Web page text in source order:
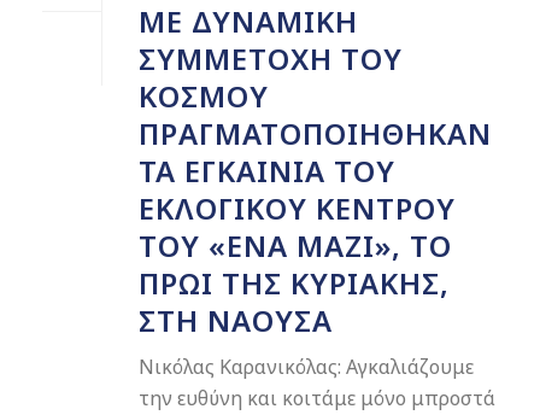
ΜΕ ΔΥΝΑΜΙΚΉ
ΣΥΜΜΕΤΟΧΉ ΤΟΥ
ΚΌΣΜΟΥ
ΠΡΑΓΜΑΤΟΠΟΙΉΘΗΚΑΝ
ΤΑ ΕΓΚΑΊΝΙΑ ΤΟΥ
ΕΚΛΟΓΙΚΟΎ ΚΈΝΤΡΟΥ
ΤΟΥ «ΕΝΑ ΜΑΖΊ», ΤΟ
ΠΡΩΊ ΤΗΣ ΚΥΡΙΑΚΉΣ,
ΣΤΗ ΝΆΟΥΣΑ
Νικόλας Καρανικόλας: Αγκαλιάζουμε
την ευθύνη και κοιτάμε μόνο μπροστά